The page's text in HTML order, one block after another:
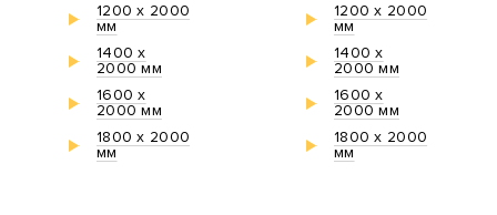
1200 х 2000
мм
1400 х
2000 мм
1600 х
2000 мм
1800 х 2000
мм
1200 х 2000
мм
1400 х
2000 мм
1600 х
2000 мм
1800 х 2000
мм